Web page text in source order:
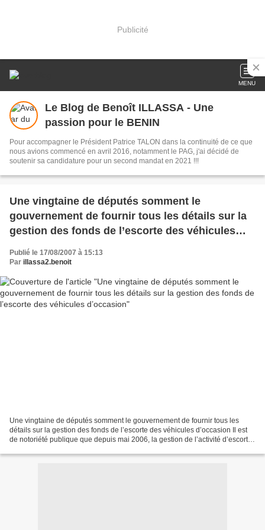
Publicité
MENU
Le Blog de Benoît ILLASSA - Une
passion pour le BENIN
Pour accompagner le Président Patrice TALON dans la continuité de ce que
nous avions commencé en avril 2016, notamment le PAG, j'ai décidé de
soutenir sa candidature pour un second mandat en 2021 !!!
Une vingtaine de députés somment le
gouvernement de fournir tous les détails sur la
gestion des fonds de l’escorte des véhicules
d’occasion
Publié le 17/08/2007 à 15:13
Par illassa2.benoit
Une vingtaine de députés somment le gouvernement de fournir tous les
détails sur la gestion des fonds de l’escorte des véhicules d’occasion Il est
de notoriété publique que depuis mai 2006, la gestion de l’activité d’escorte